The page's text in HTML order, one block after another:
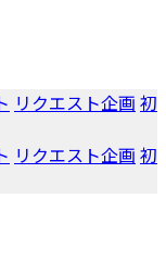
リクエスト企画 初
リクエスト企画 初